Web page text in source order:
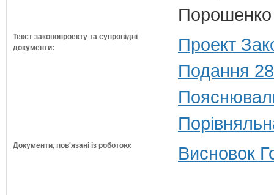
Порошенко
Текст законопроекту та супровідні
документи:
Проект
Подання
Документи, пов'язані із роботою: Висновок